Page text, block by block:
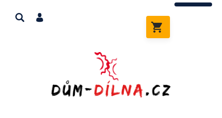
obsah
KOŠÍK